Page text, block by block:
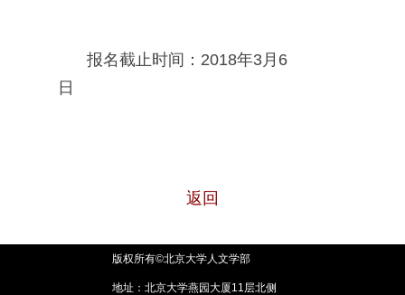
报名截止时间：2018年3月6
日
返回
版权所有©北京大学人文学部
地址：北京大学燕园大厦11层北侧